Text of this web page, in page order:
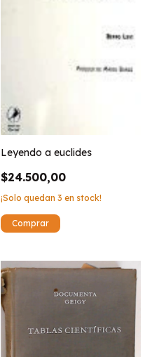
Leyendo a euclides
$24.500,00
¡Solo quedan 3 en stock!